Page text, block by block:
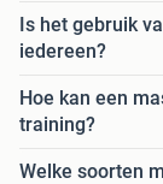
Is het gebruik
iedereen?
Hoe kan een
training?
Welke soorten